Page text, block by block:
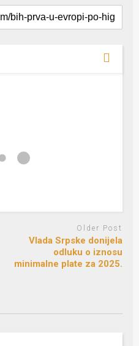
Older Post
Vlada Srpske donijela
odluku o iznosu
minimalne plate za 2025.